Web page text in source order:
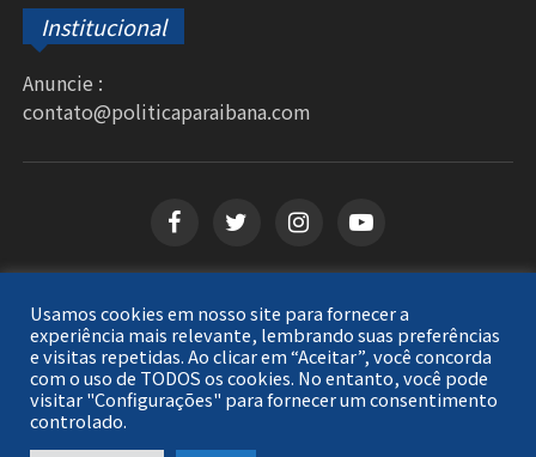
Institucional
Anuncie :
contato@politicaparaibana.com
Copyright © 2026Política Paraibana. Todos os
direitos reservados.
Usamos cookies em nosso site para fornecer a
experiência mais relevante, lembrando suas preferências
e visitas repetidas. Ao clicar em “Aceitar”, você concorda
com o uso de TODOS os cookies. No entanto, você pode
visitar "Configurações" para fornecer um consentimento
controlado.